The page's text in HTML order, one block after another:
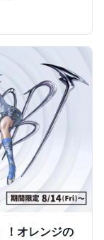
！オレンジの